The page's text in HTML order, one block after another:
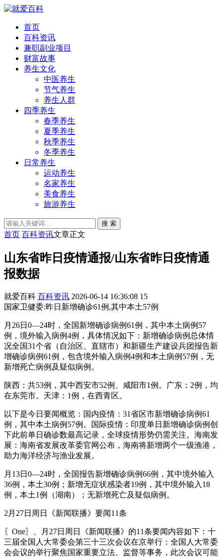
首页
百科资讯
兼职副业项目
财富故事
养生文化
中医养生
节气养生
养生人群
四季养生
春季养生
夏季养生
秋季养生
冬季养生
日常养生
运动养生
名家养生
美食养生
旅游养生
搜 索
首页 百科资讯文章正文
山东省昨日疫情通报/山东省昨日疫情通
报数据
就爱百科 百科资讯 2026-06-14 16:36:08 15
国家卫健委:昨日新增确诊61例,其中本土57例
月26日0—24时，全国新增确诊病例61例，其中本土病例57
例，境外输入病例4例，具体情况如下：新增确诊病例总体情
况全国31个省（自治区、直辖市）和新疆生产建设兵团报告新
增确诊病例61例，包含境外输入病例4例和本土病例57例，无
新增死亡病例及疑似病例。
陕西：共53例，其中西安市52例、咸阳市1例。广东：2例，均
在东莞市。天津：1例，在西青区。
以下是今日要闻概览：国内疫情：31省区市新增确诊病例61
例，其中本土病例57例。国际疫情：印度单日新增确诊病例创
下此前单日确诊数最高记录，全球疫情形势仍需关注。海南发
展：海南省发展改革委官网公布，海南将新增两个一级渔港，
助力海洋经济与渔业发展。
月13日0—24时，全国报告新增确诊病例66例，其中境外输入
36例，本土30例；新增无症状感染者19例，其中境外输入18
例，本土1例（湖南）；无新增死亡及疑似病例。
2月27日周日《新闻联播》要闻11条
〖One〗、月27日周日《新闻联播》的11条要闻内容如下：十
三届全国人大常委会第三十三次会议在京举行：全国人大常委
会会议的举行聚焦国家重要立法、监督等事务，此次会议可能